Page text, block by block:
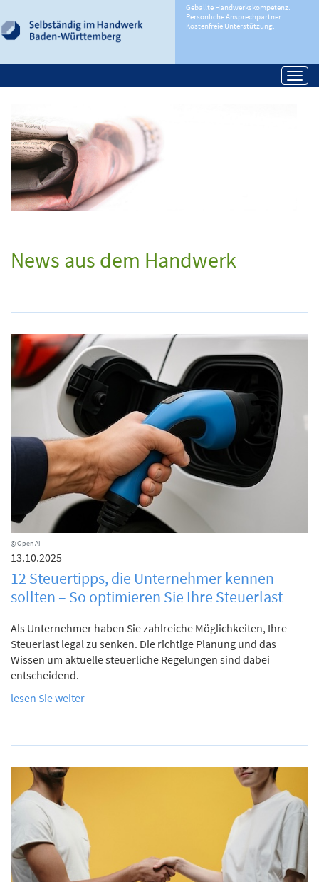
Geballte Handwerkskompetenz.
Persönliche Ansprechpartner.
Kostenfreie Unterstützung.
News aus dem Handwerk
© Open AI
13.10.2025
12 Steuertipps, die Unternehmer kennen
sollten – So optimieren Sie Ihre Steuerlast
Als Unternehmer haben Sie zahlreiche Möglichkeiten, Ihre
Steuerlast legal zu senken. Die richtige Planung und das
Wissen um aktuelle steuerliche Regelungen sind dabei
entscheidend.
lesen Sie weiter